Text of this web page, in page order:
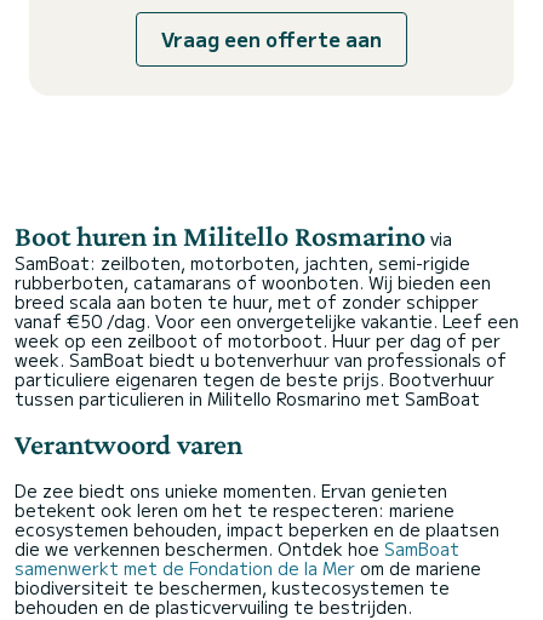
Vraag een offerte aan
Boot huren in Militello Rosmarino via
SamBoat: zeilboten, motorboten, jachten, semi-rigide
rubberboten, catamarans of woonboten. Wij bieden een
breed scala aan boten te huur, met of zonder schipper
vanaf €50 /dag. Voor een onvergetelijke vakantie. Leef een
week op een zeilboot of motorboot. Huur per dag of per
week. SamBoat biedt u botenverhuur van professionals of
particuliere eigenaren tegen de beste prijs. Bootverhuur
tussen particulieren in Militello Rosmarino met SamBoat
Verantwoord varen
De zee biedt ons unieke momenten. Ervan genieten
betekent ook leren om het te respecteren: mariene
ecosystemen behouden, impact beperken en de plaatsen
die we verkennen beschermen. Ontdek hoe SamBoat
samenwerkt met de Fondation de la Mer om de mariene
biodiversiteit te beschermen, kustecosystemen te
behouden en de plasticvervuiling te bestrijden.